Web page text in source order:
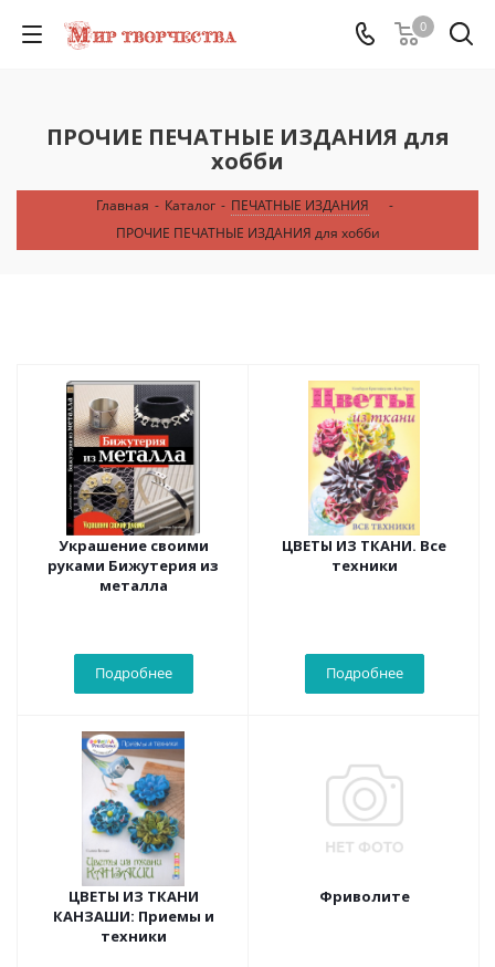
0
ПРОЧИЕ ПЕЧАТНЫЕ ИЗДАНИЯ для
хобби
Главная - Каталог - ПЕЧАТНЫЕ ИЗДАНИЯ
-
ПРОЧИЕ ПЕЧАТНЫЕ ИЗДАНИЯ для хобби
Украшение своими
руками Бижутерия из
металла
Подробнее
ЦВЕТЫ ИЗ ТКАНИ. Все
техники
Подробнее
ЦВЕТЫ ИЗ ТКАНИ
КАНЗАШИ: Приемы и
техники
Фриволите